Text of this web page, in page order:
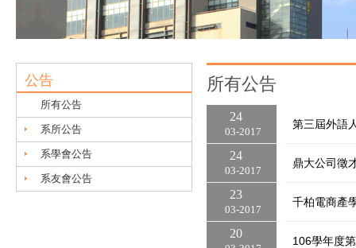
公告
所有公告
系所公告
系學會公告
系友會公告
所有公告
03 2017
24
第三屆外語
03 2017
24
鼎大公司徵
03 2017
23
千柏電商產
20
106學年度